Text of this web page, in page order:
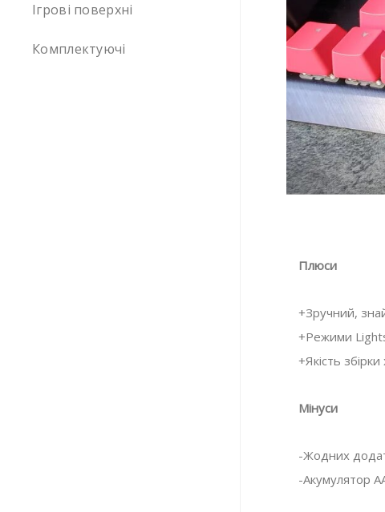
Ігрові поверхні
Комплектуючі
Плюси
+Зручний,
+Режими
+Якість
Мінуси
-Жодних
-Акумулятор
Огляд Corsair MP700